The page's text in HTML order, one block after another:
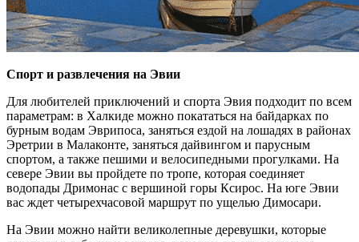
Спорт и развлечения на Эвии
Для любителей приключений и спорта Эвия подходит по всем
параметрам: в Халкиде можно покататься на байдарках по
бурным водам Эврипоса, заняться ездой на лошадях в районах
Эретрии в Малаконте, заняться дайвингом и парусным
спортом, а также пешими и велосипедными прогулками. На
севере Эвии вы пройдете по тропе, которая соединяет
водопады Дримонас с вершиной горы Ксирос. На юге Эвии
вас ждет четырехчасовой маршрут по ущелью Димосари.
На Эвии можно найти великолепные деревушки, которые